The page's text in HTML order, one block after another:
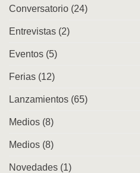
Conversatorio (24)
Entrevistas (2)
Eventos (5)
Ferias (12)
Lanzamientos (65)
Medios (8)
Medios (8)
Novedades (1)